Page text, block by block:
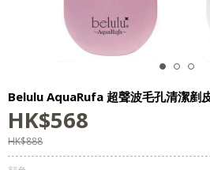
Belulu AquaRufa 超聲波毛孔清潔剷
HK$568
HK$888